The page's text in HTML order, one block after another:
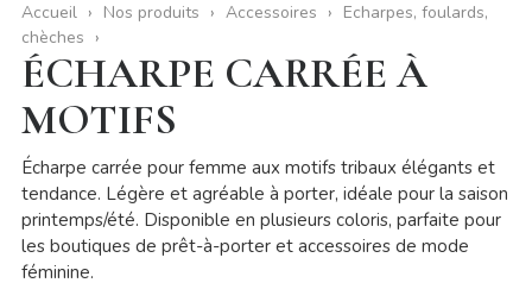
Accueil Nos produits Accessoires
Echarpes, foulards,
chèches
ÉCHARPE CARRÉE À
MOTIFS
Écharpe carrée pour femme aux motifs tribaux élégants et
tendance. Légère et agréable à porter, idéale pour la saison
printemps/été. Disponible en plusieurs coloris, parfaite pour
les boutiques de prêt-à-porter et accessoires de mode
féminine.